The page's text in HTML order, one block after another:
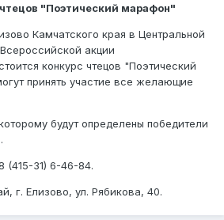
"Поэтический марафон"
Камчатского края в Центральной
акции
конкурс чтецов "Поэтический
принять участие все желающие
будут определены победители
(415-31) 6-46-84.
г. Елизово, ул. Рябикова, 40.